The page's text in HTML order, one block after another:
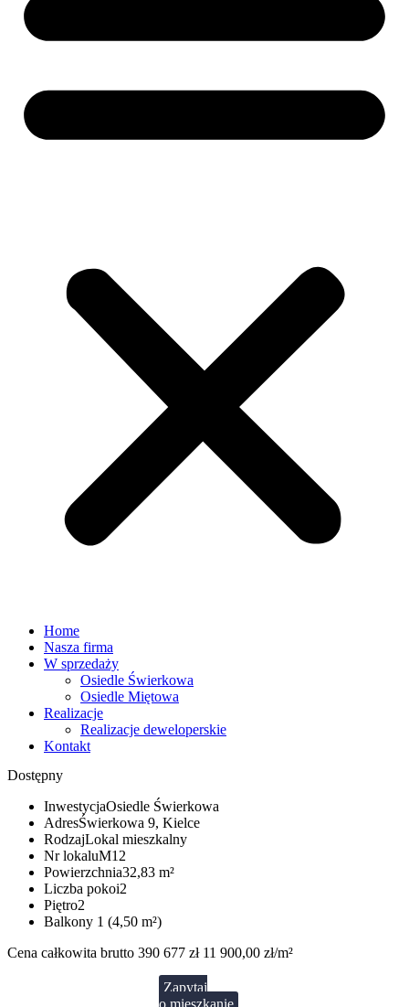
Home
Nasza firma
W sprzedaży
Osiedle Świerkowa
Osiedle Miętowa
Realizacje
Realizacje deweloperskie
Kontakt
Dostępny
InwestycjaOsiedle Świerkowa
AdresŚwierkowa 9, Kielce
RodzajLokal mieszkalny
Nr lokaluM12
Powierzchnia32,83 m²
Liczba pokoi2
Piętro2
Balkony 1 (4,50 m²)
Cena całkowita brutto 390 677 zł 11 900,00 zł/m²
Zapytaj
o mieszkanie